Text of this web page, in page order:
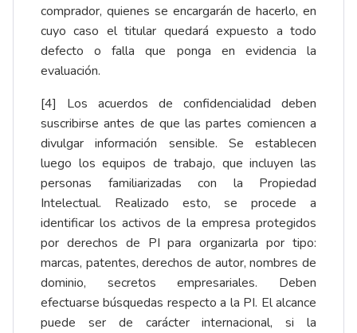
comprador, quienes se encargarán de hacerlo, en
cuyo caso el titular quedará expuesto a todo
defecto o falla que ponga en evidencia la
evaluación.
[4] Los acuerdos de confidencialidad deben
suscribirse antes de que las partes comiencen a
divulgar información sensible. Se establecen
luego los equipos de trabajo, que incluyen las
personas familiarizadas con la Propiedad
Intelectual. Realizado esto, se procede a
identificar los activos de la empresa protegidos
por derechos de PI para organizarla por tipo:
marcas, patentes, derechos de autor, nombres de
dominio, secretos empresariales. Deben
efectuarse búsquedas respecto a la PI. El alcance
puede ser de carácter internacional, si la